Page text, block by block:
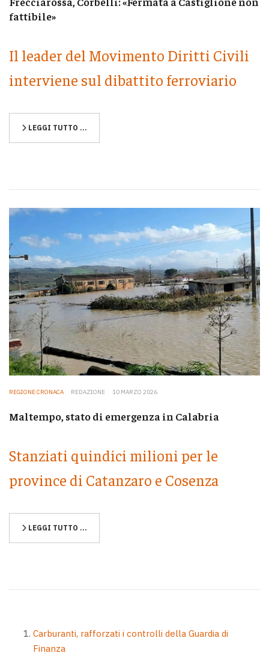
fattibile»
Il leader del Movimento Diritti Civili
interviene sul dibattito ferroviario
LEGGI TUTTO …
REGIONE CRONACA REDAZIONE 10 MARZO 2026
Maltempo, stato di emergenza in Calabria
Stanziati quindici milioni per le
province di Catanzaro e Cosenza
LEGGI TUTTO …
Carburanti, rafforzati i controlli della Guardia di
Finanza